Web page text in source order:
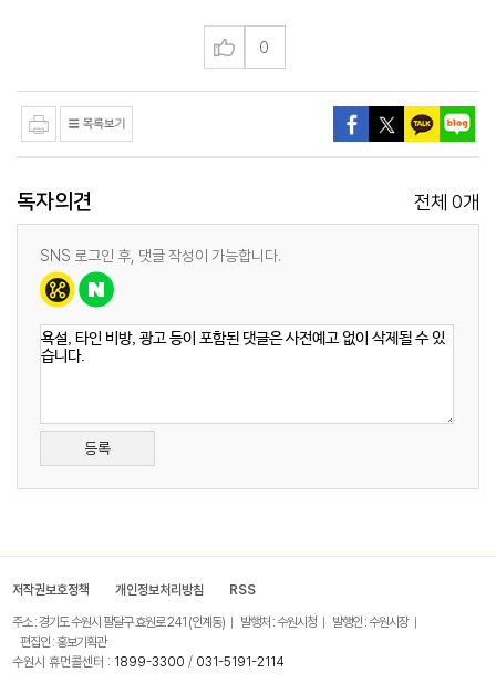
0
독자의견 전체 0개
SNS 로그인 후, 댓글 작성이 가능합니다.
등록
저작권보호정책 개인정보처리방침 RSS
주소 : 경기도 수원시 팔달구 효원로 241 (인계동) 발행처 : 수원시청
발행인 : 수원시장
편집인 : 홍보기획관
수원시 휴먼콜센터 : 1899-3300 / 031-5191-2114